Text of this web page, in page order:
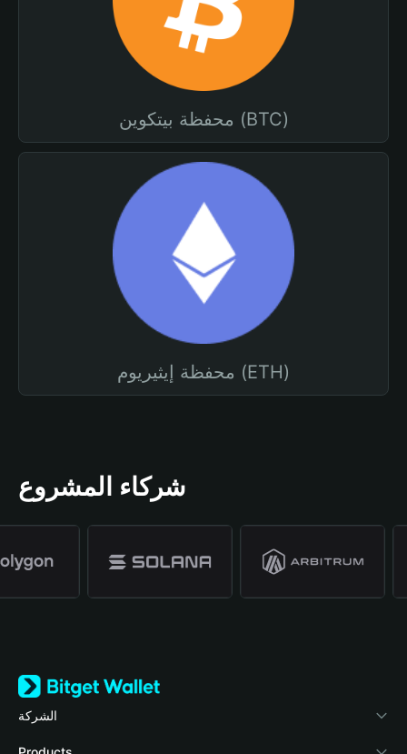
محفظة بيتكوين (BTC)
محفظة إيثيريوم (ETH)
شركاء المشروع
الشركة